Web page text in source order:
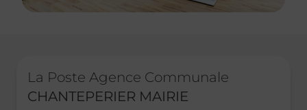
La Poste Agence Communale
CHANTEPERIER MAIRIE